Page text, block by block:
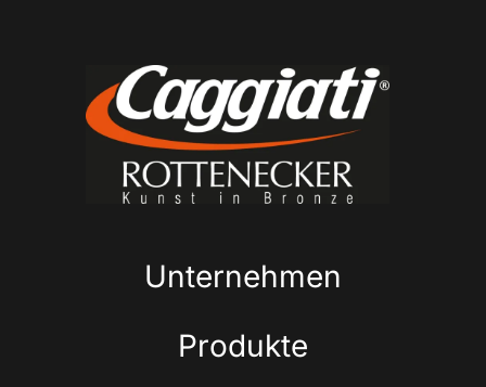
Unternehmen
Produkte